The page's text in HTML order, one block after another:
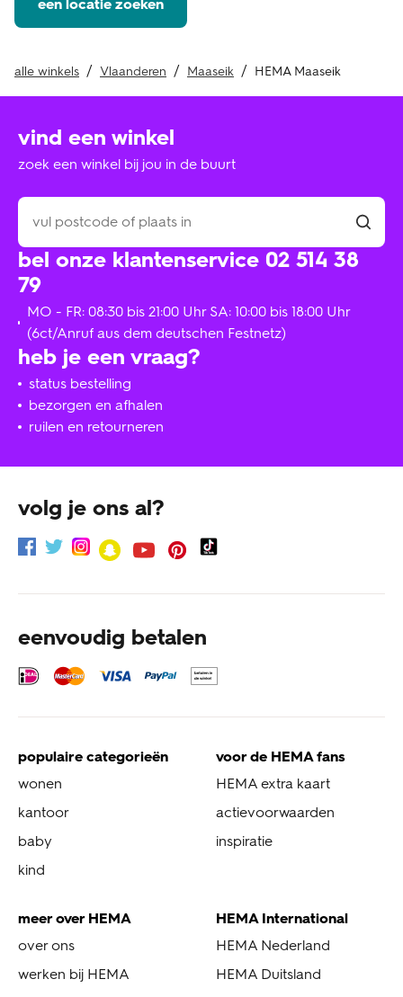
een locatie zoeken
alle winkels Vlaanderen Maaseik HEMA Maaseik
heb je een vraag?
status bestelling
bezorgen en afhalen
ruilen en retourneren
bel onze klantenservice 02 514 38
79
MO - FR: 08:30 bis 21:00 Uhr SA: 10:00 bis 18:00 Uhr
(6ct/Anruf aus dem deutschen Festnetz)
vind een winkel
zoek een winkel bij jou in de buurt
volg je ons al?
eenvoudig betalen
populaire categorieën
wonen
kantoor
baby
kind
voor de HEMA fans
HEMA extra kaart
actievoorwaarden
inspiratie
meer over HEMA
over ons
werken bij HEMA
HEMA International
HEMA Nederland
HEMA Duitsland